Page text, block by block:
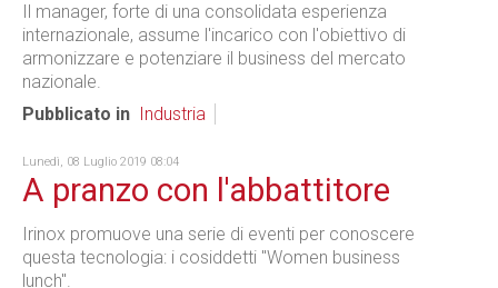
Il manager, forte di una consolidata esperienza
internazionale, assume l'incarico con l'obiettivo di
armonizzare e potenziare il business del mercato
nazionale.
Pubblicato in
Industria
Lunedì, 08 Luglio 2019 08:04
A pranzo con l'abbattitore
Irinox promuove una serie di eventi per conoscere
questa tecnologia: i cosiddetti "Women business
lunch".